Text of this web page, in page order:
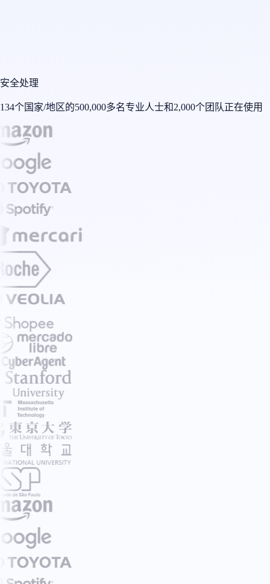
安全处理
134个国家/地区的500,000多名专业人士和2,000个团队正在使用